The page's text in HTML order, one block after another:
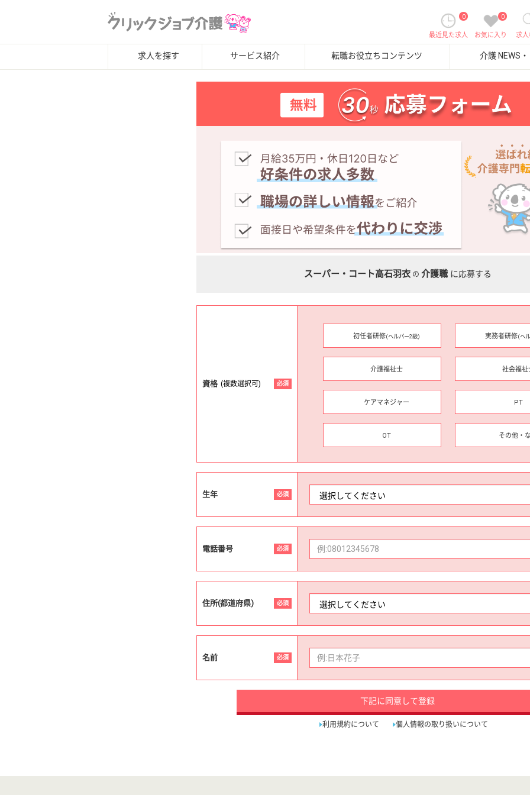
求
0
お気に入り
0
最近見た求人
求人を探す サービス紹介 転職お役立ちコンテンツ 介護 NEWS
スーパー・コート高石羽衣の 介護職 に応募する
資格 (複数選択可) 必須
初任者研修(ヘルパー2級) 実務者研修(ヘ
介護福祉士 社会福祉
ケアマネジャー PT
OT その他・
生年 必須
電話番号 必須
住所(都道府県) 必須
名前 必須
下記に同意して登録
利用規約について 個人情報の取り扱いについて